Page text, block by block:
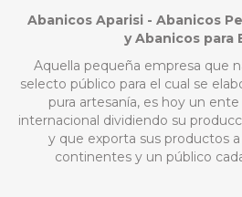
Abanicos Aparisi - Abanicos
y Abanicos para
Aquella pequeña empresa que
selecto público para el cual se
pura artesanía, es hoy un
internacional dividiendo su
y que exporta sus productos
continentes y un público